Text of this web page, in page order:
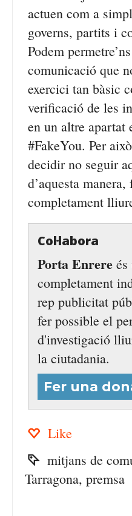
actuen com a
governs, partits i
Podem
comunicació que
exercici tan bàsic
verificació de les
en un altre apartat
#FakeYou. Per
decidir no seguir
d’aquesta
completament
Col·labora
Porta Enrere
completament
rep publicitat
fer possible el
d'investigació
la ciutadania.
Fer una
Like
mitjans de
Tarragona, premsa